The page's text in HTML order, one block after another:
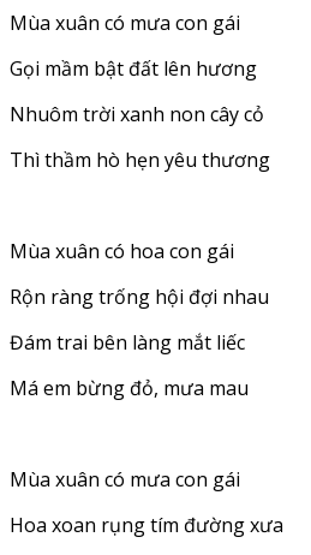
Mùa xuân có mưa con gái
Gọi mầm bật đất lên hương
Nhuôm trời xanh non cây cỏ
Thì thầm hò hẹn yêu thương
Mùa xuân có hoa con gái
Rộn ràng trống hội đợi nhau
Đám trai bên làng mắt liếc
Má em bừng đỏ, mưa mau
Mùa xuân có mưa con gái
Hoa xoan rụng tím đường xưa